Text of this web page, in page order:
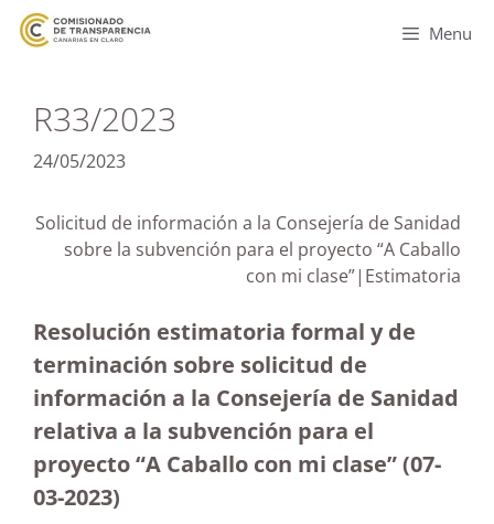
Menu
R33/2023
24/05/2023
Solicitud de información a la Consejería de Sanidad
sobre la subvención para el proyecto “A Caballo
con mi clase”|Estimatoria
Resolución estimatoria formal y de
terminación sobre solicitud de
información a la Consejería de Sanidad
relativa a la subvención para el
proyecto “A Caballo con mi clase”(07-
03-2023)